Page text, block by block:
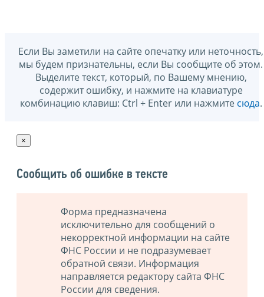
Если Вы заметили на сайте опечатку или неточность,
мы будем признательны, если Вы сообщите об этом.
Выделите текст, который, по Вашему мнению,
содержит ошибку, и нажмите на клавиатуре
комбинацию клавиш: Ctrl + Enter или нажмите сюда.
×
Сообщить об ошибке в тексте
Форма предназначена
исключительно для сообщений о
некорректной информации на сайте
ФНС России и не подразумевает
обратной связи. Информация
направляется редактору сайта ФНС
России для сведения.